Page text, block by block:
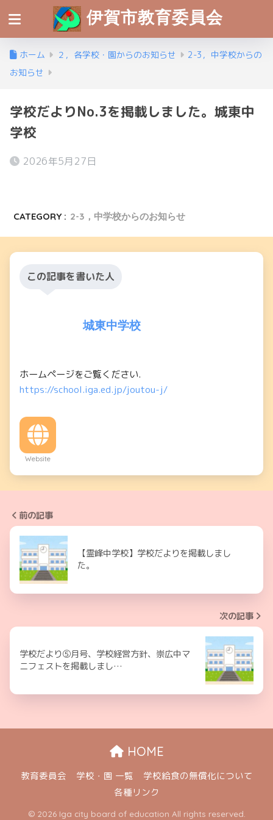
伊賀市教育委員会
ホーム ２，各学校・園からのお知らせ
2-3，中学校からの
お知らせ
学校だよりNo.3を掲載しました。城東中
学校
2026年5月27日
CATEGORY : 2-3，中学校からのお知らせ
この記事を書いた人
城東中学校
ホームページをご覧ください.
https://school.iga.ed.jp/joutou-j/
Website
前の記事
【霊峰中学校】学校だよりを掲載しまし
た。
次の記事
学校だより⑤月号、学校経営方針、崇広中マ
ニフェストを掲載しまし…
HOME
教育委員会 学校・園 一覧
学校給食の無償化について
各種リンク
© 2026 Iga city board of education All rights reserved.